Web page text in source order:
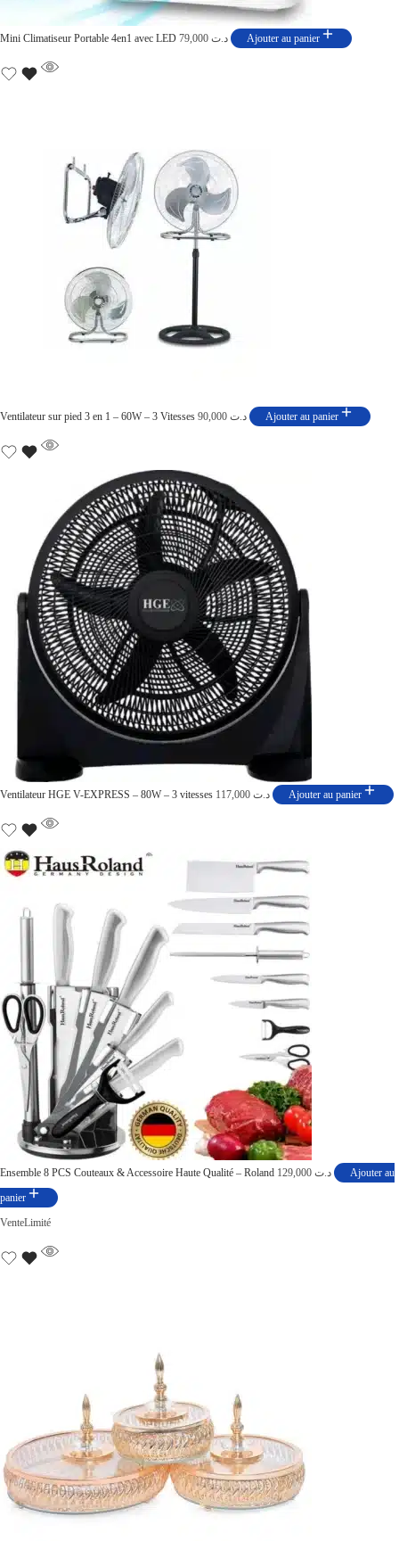
Mini Climatiseur Portable 4en1 avec LED د.ت Ajouter au panier
Ventilateur sur pied 3 en 1 – 60W – 3 Vitesses د.ت Ajouter au panier
Ventilateur HGE V-EXPRESS – 80W – 3 vitesses د.ت Ajouter au panier
Ensemble 8 PCS Couteaux & Accessoire Haute Qualité – Roland د.ت
Ajouter au
panier
VenteLimité